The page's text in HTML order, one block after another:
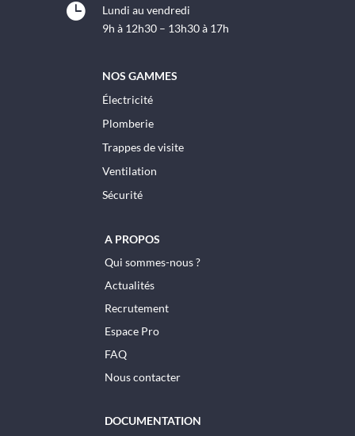

Lundi au vendredi
9h à 12h30 – 13h30 à 17h
NOS GAMMES
Électricité
Plomberie
Trappes de visite
Ventilation
Sécurité
A PROPOS
Qui sommes-nous ?
Actualités
Recrutement
Espace Pro
FAQ
Nous contacter
DOCUMENTATION